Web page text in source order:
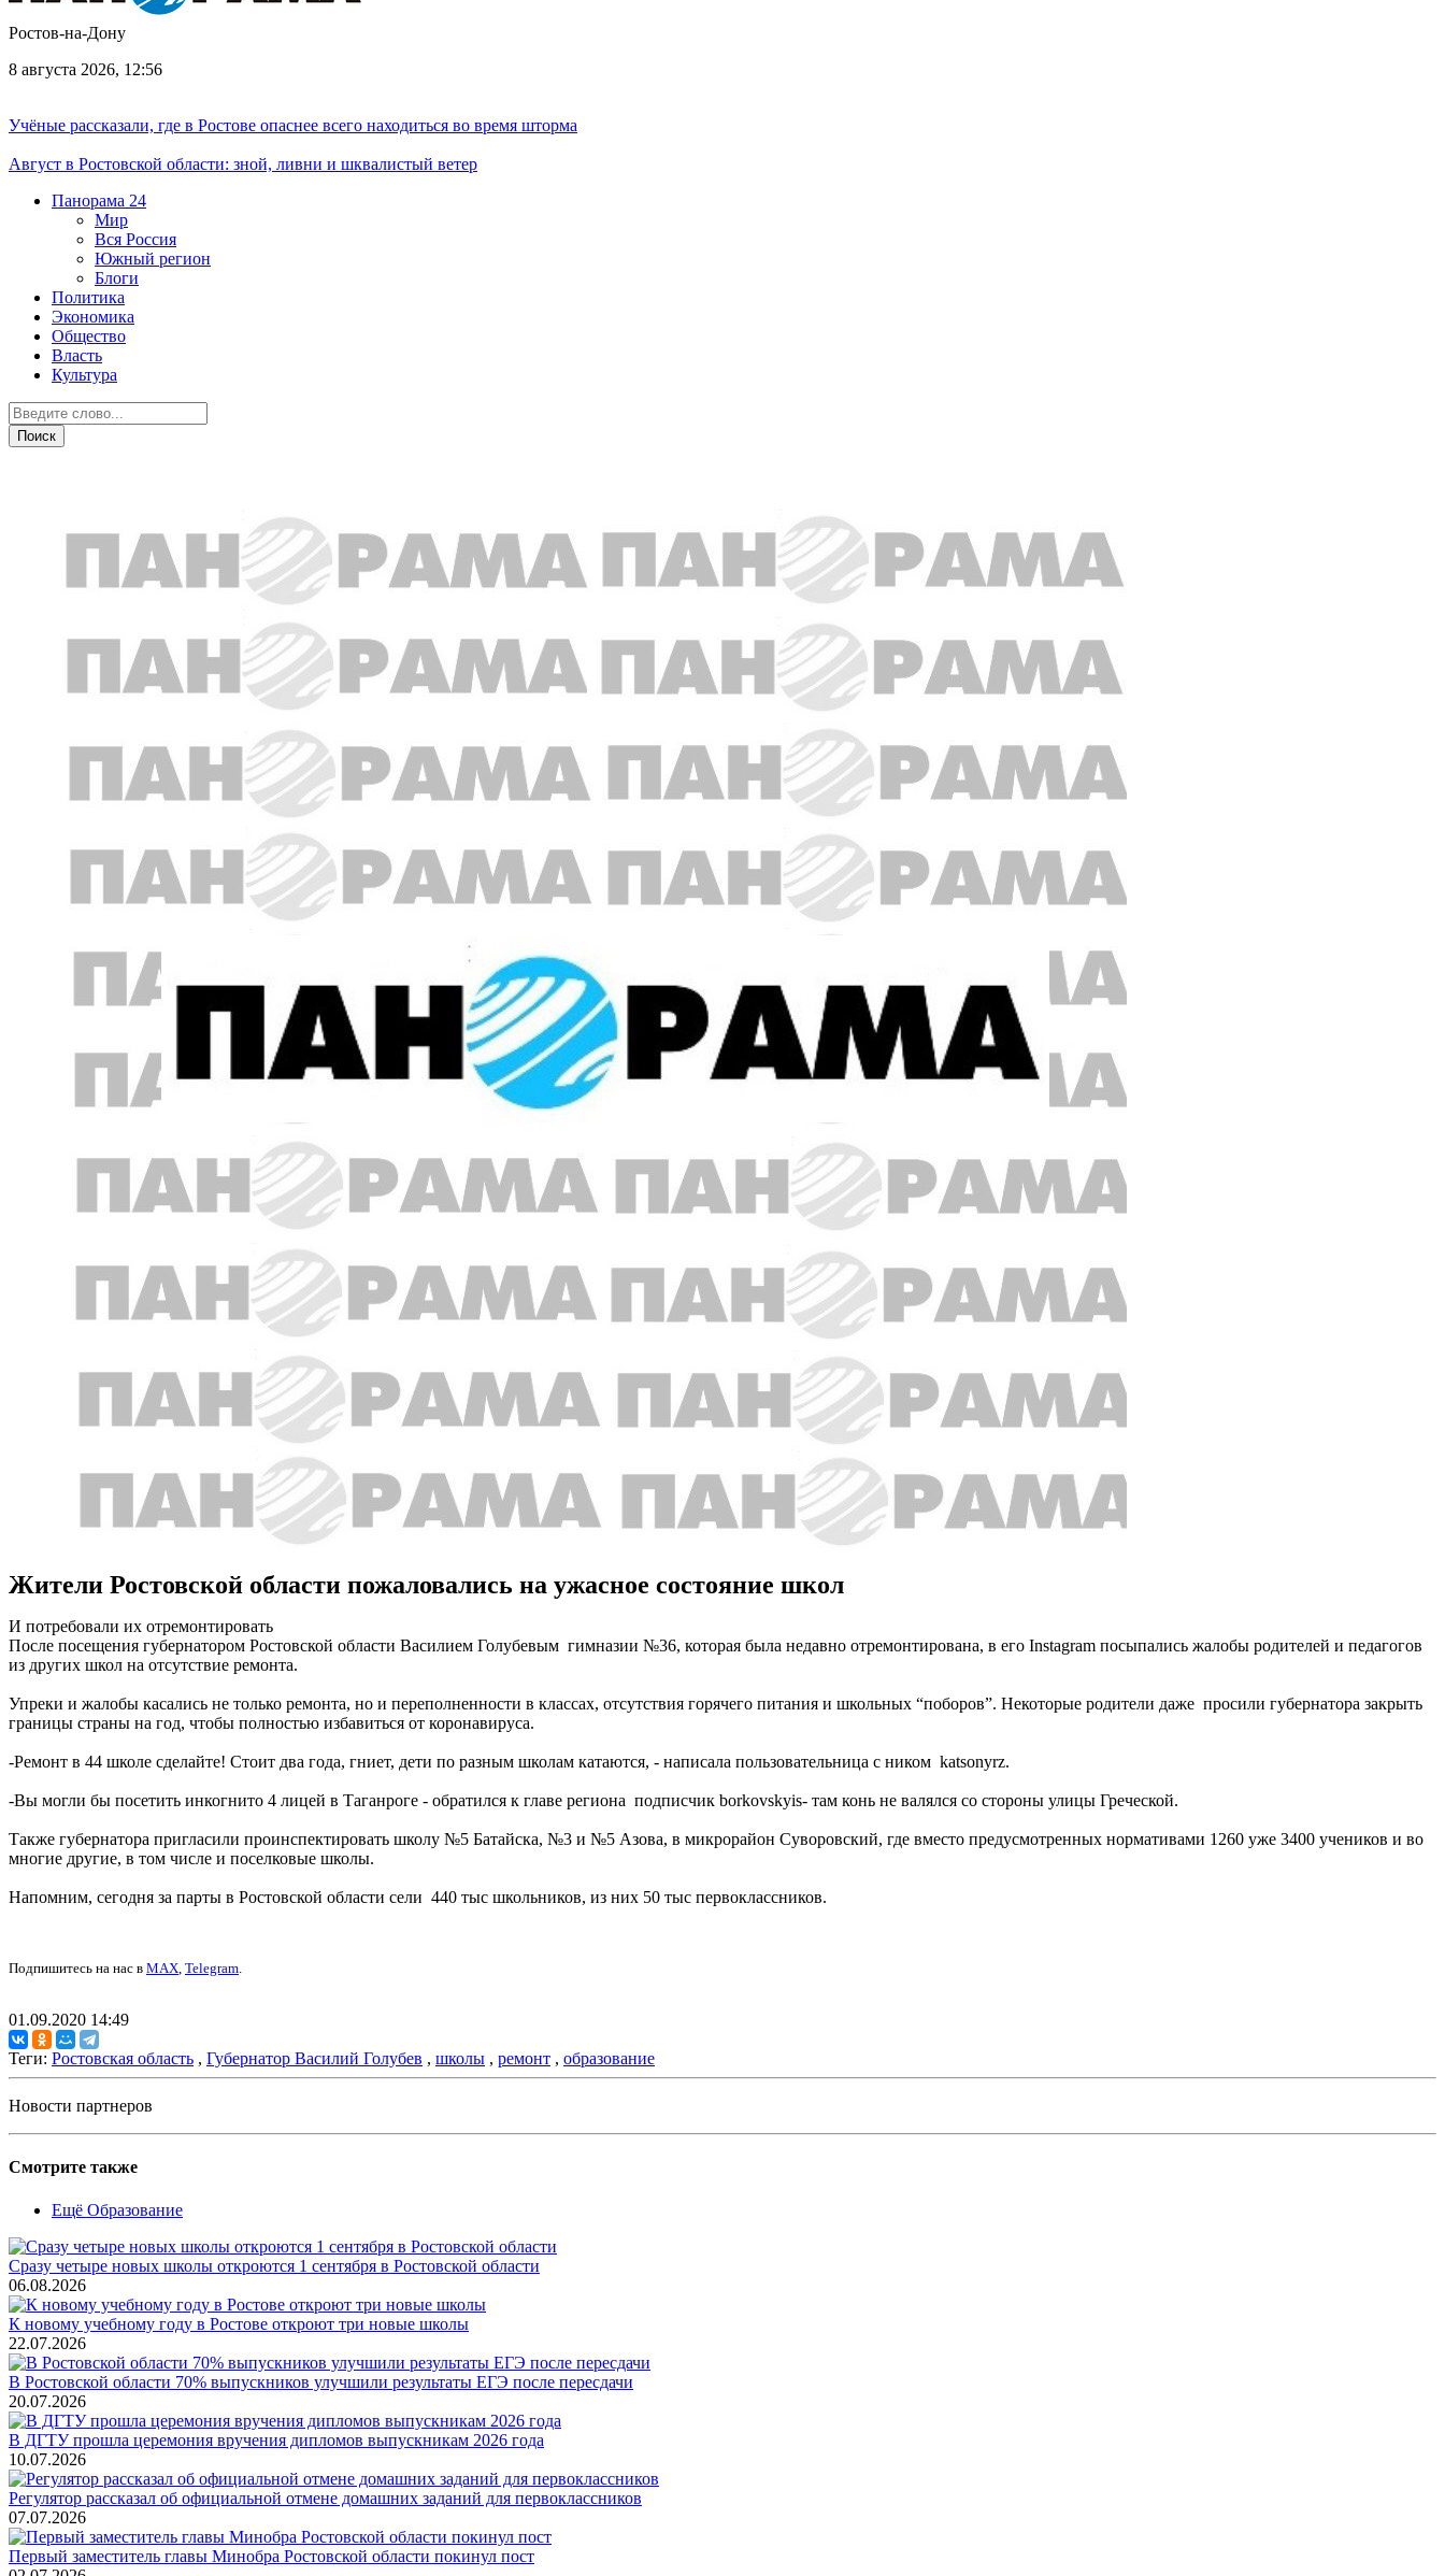
Ростов-на-Дону
8 августа 2026, 12:56
Учёные рассказали, где в Ростове опаснее всего находиться во время шторма
Август в Ростовской области: зной, ливни и шквалистый ветер
Панорама 24
Мир
Вся Россия
Южный регион
Блоги
Политика
Экономика
Общество
Власть
Культура
Жители Ростовской области пожаловались на ужасное состояние школ
И потребовали их отремонтировать
После посещения губернатором Ростовской области Василием Голубевым гимназии №36, которая была недавно отремонтирована, в его Instagram посыпались жалобы родителей и педагогов
из других школ на отсутствие ремонта.
Упреки и жалобы касались не только ремонта, но и переполненности в классах, отсутствия горячего питания и школьных “поборов”. Некоторые родители даже просили губернатора закрыть
границы страны на год, чтобы полностью избавиться от коронавируса.
-Ремонт в 44 школе сделайте! Стоит два года, гниет, дети по разным школам катаются, - написала пользовательница с ником katsonyrz.
-Вы могли бы посетить инкогнито 4 лицей в Таганроге - обратился к главе региона подписчик borkovskyis- там конь не валялся со стороны улицы Греческой.
Также губернатора пригласили проинспектировать школу №5 Батайска, №3 и №5 Азова, в микрорайон Суворовский, где вместо предусмотренных нормативами 1260 уже 3400 учеников и во
многие другие, в том числе и поселковые школы.
Напомним, сегодня за парты в Ростовской области сели 440 тыс школьников, из них 50 тыс первоклассников.
Подпишитесь на нас в MAX, Telegram.
01.09.2020 14:49
Теги: Ростовская область , Губернатор Василий Голубев , школы , ремонт , образование
Новости партнеров
Смотрите также
Ещё Образование
Сразу четыре новых школы откроются 1 сентября в Ростовской области
06.08.2026
К новому учебному году в Ростове откроют три новые школы
22.07.2026
В Ростовской области 70% выпускников улучшили результаты ЕГЭ после пересдачи
20.07.2026
В ДГТУ прошла церемония вручения дипломов выпускникам 2026 года
10.07.2026
Регулятор рассказал об официальной отмене домашних заданий для первоклассников
07.07.2026
Первый заместитель главы Минобра Ростовской области покинул пост